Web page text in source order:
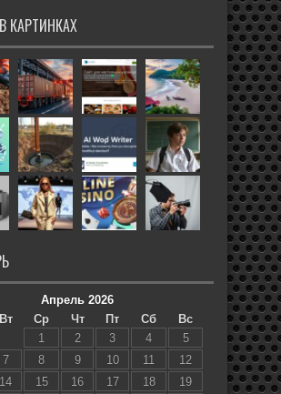
КАРТИНКАХ
Апрель 2026
Вт Ср Чт Пт Сб
Вс
1
2 3 4
5
7 8 9 10 11
12
14 15 16 17 18 19